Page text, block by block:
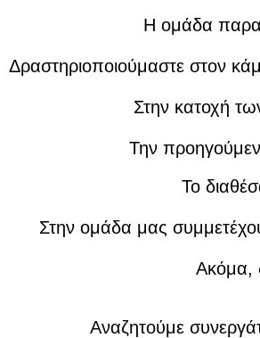
Η ομάδα
Δραστηριοποιούμαστε στον
Στην κατοχή
Την
Το
Στην ομάδα μας
Ακόμα,
Αναζητούμε